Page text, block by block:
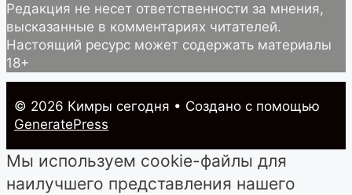
Редакция не несет ответственности за мнения,
высказанные в комментариях читателей.
Настоящий ресурс может содержать материалы
18+
© 2026 Кимры cегодня • Создано с помощью
GeneratePress
Мы используем cookie-файлы для
наилучшего представления нашего